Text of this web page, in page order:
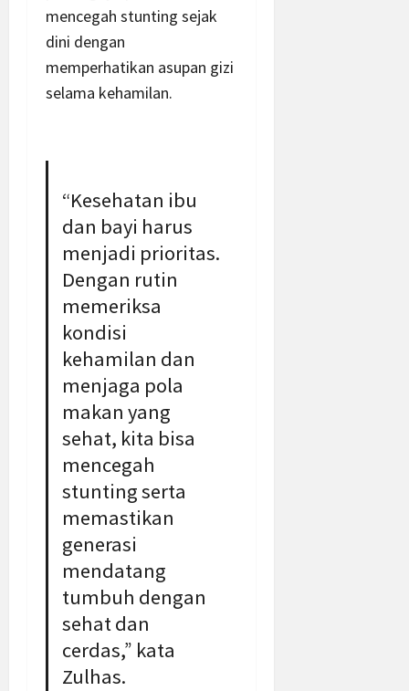
mencegah stunting sejak
dini dengan
memperhatikan asupan gizi
selama kehamilan.
“Kesehatan ibu
dan bayi harus
menjadi prioritas.
Dengan rutin
memeriksa
kondisi
kehamilan dan
menjaga pola
makan yang
sehat, kita bisa
mencegah
stunting serta
memastikan
generasi
mendatang
tumbuh dengan
sehat dan
cerdas,” kata
Zulhas.